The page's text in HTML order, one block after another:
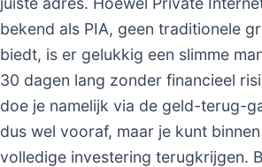
bekend als PIA, geen traditionele
biedt, is er gelukkig een slimme
30 dagen lang zonder financieel
doe je namelijk via de geld-terug-
dus wel vooraf, maar je kunt
volledige investering terugkrijgen.